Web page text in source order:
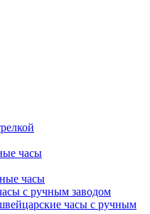
часы
часы
с ручным заводом
часы с ручным